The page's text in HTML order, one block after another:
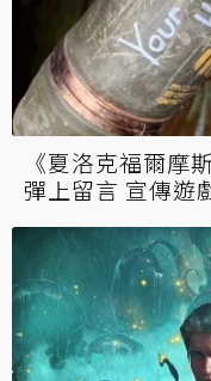
《夏洛克福爾摩
彈上留言 宣傳遊